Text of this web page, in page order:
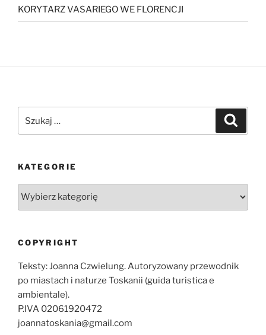
KORYTARZ VASARIEGO WE FLORENCJI
KATEGORIE
COPYRIGHT
Teksty: Joanna Czwielung. Autoryzowany przewodnik
po miastach i naturze Toskanii (guida turistica e
ambientale).
P.IVA 02061920472
joannatoskania@gmail.com